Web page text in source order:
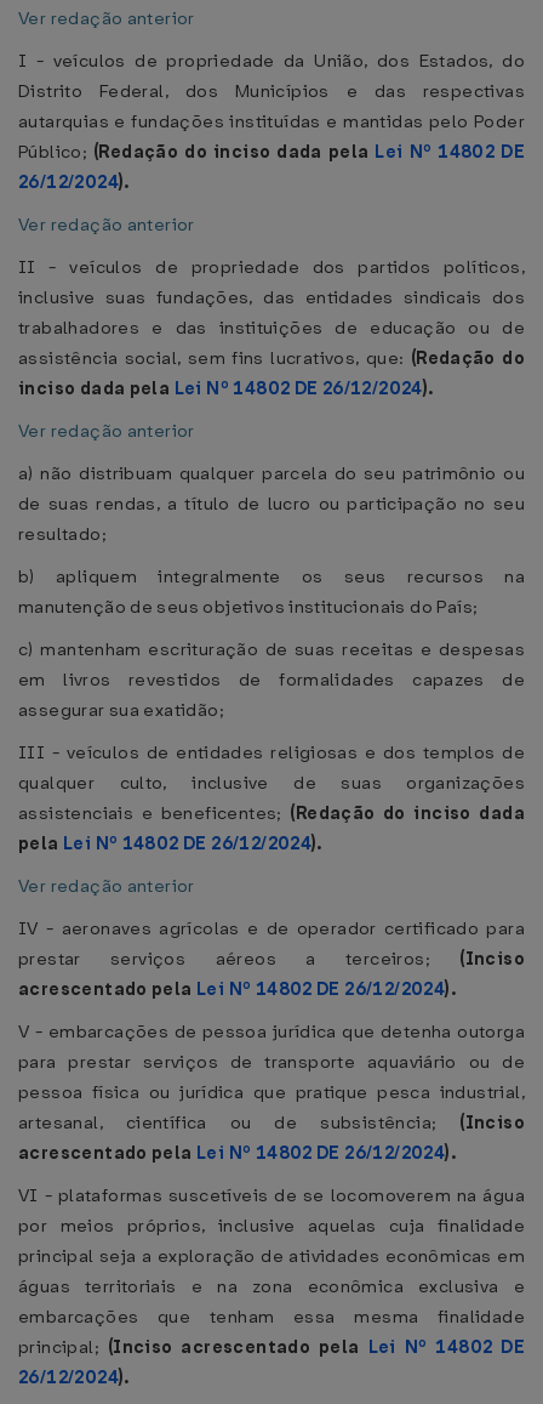
Ver redação anterior
I - veículos de propriedade da União, dos Estados, do
Distrito Federal, dos Municípios e das respectivas
autarquias e fundações instituídas e mantidas pelo Poder
Público; (Redação do inciso dada pela Lei Nº 14802 DE
26/12/2024).
Ver redação anterior
II - veículos de propriedade dos partidos políticos,
inclusive suas fundações, das entidades sindicais dos
trabalhadores e das instituições de educação ou de
assistência social, sem fins lucrativos, que: (Redação do
inciso dada pela Lei Nº 14802 DE 26/12/2024).
Ver redação anterior
a) não distribuam qualquer parcela do seu patrimônio ou
de suas rendas, a título de lucro ou participação no seu
resultado;
b) apliquem integralmente os seus recursos na
manutenção de seus objetivos institucionais do País;
c) mantenham escrituração de suas receitas e despesas
em livros revestidos de formalidades capazes de
assegurar sua exatidão;
III - veículos de entidades religiosas e dos templos de
qualquer culto, inclusive de suas organizações
assistenciais e beneficentes; (Redação do inciso dada
pela Lei Nº 14802 DE 26/12/2024).
Ver redação anterior
IV - aeronaves agrícolas e de operador certificado para
prestar serviços aéreos a terceiros; (Inciso
acrescentado pela Lei Nº 14802 DE 26/12/2024).
V - embarcações de pessoa jurídica que detenha outorga
para prestar serviços de transporte aquaviário ou de
pessoa física ou jurídica que pratique pesca industrial,
artesanal, científica ou de subsistência; (Inciso
acrescentado pela Lei Nº 14802 DE 26/12/2024).
VI - plataformas suscetíveis de se locomoverem na água
por meios próprios, inclusive aquelas cuja finalidade
principal seja a exploração de atividades econômicas em
águas territoriais e na zona econômica exclusiva e
embarcações que tenham essa mesma finalidade
principal; (Inciso acrescentado pela Lei Nº 14802 DE
26/12/2024).